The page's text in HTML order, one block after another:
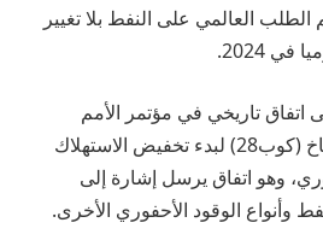
العالمي على النفط بلا تغيير
200 دولة إلى اتفاق تاريخي في مؤتمر الأمم
المتحدة المعني بتغير المناخ (كوب28) لبدء تخفيض الاستهلاك
وهو اتفاق يرسل إشارة إلى
وأنواع الوقود الأحفوري الأخرى.